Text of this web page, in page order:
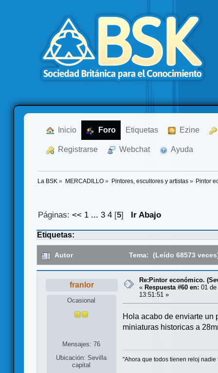
Inicio Foro Etiquetas Ezine
Registrarse Webchat Ayuda
La BSK » MERCADILLO» Pintores, escultores y artistas» Pintor
Páginas:<< 1 ...3 4 [5] Ir Abajo
Etiquetas:
Autor Tema: (Leído 68573
franlor
Ocasional
Mensajes: 76
Ubicación: Sevilla
capital
Re:Pintor económico.
« Respuesta #60 en: 01 de
13:51:51 »
Hola acabo de enviarte un
miniaturas historicas a
"Ahora que todos tienen reloj nadie